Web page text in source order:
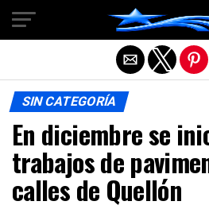
SIN CATEGORÍA
En diciembre se
trabajos de
calles de Quellón
Salir de la